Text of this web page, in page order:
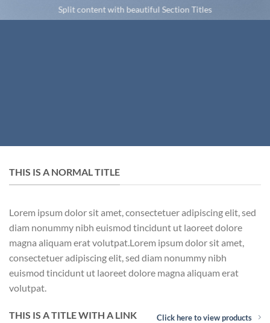
Split content with beautiful Section Titles
THIS IS A NORMAL TITLE
Lorem ipsum dolor sit amet, consectetuer adipiscing elit, sed
diam nonummy nibh euismod tincidunt ut laoreet dolore
magna aliquam erat volutpat.Lorem ipsum dolor sit amet,
consectetuer adipiscing elit, sed diam nonummy nibh
euismod tincidunt ut laoreet dolore magna aliquam erat
volutpat.
THIS IS A TITLE WITH A LINK Click here to view products